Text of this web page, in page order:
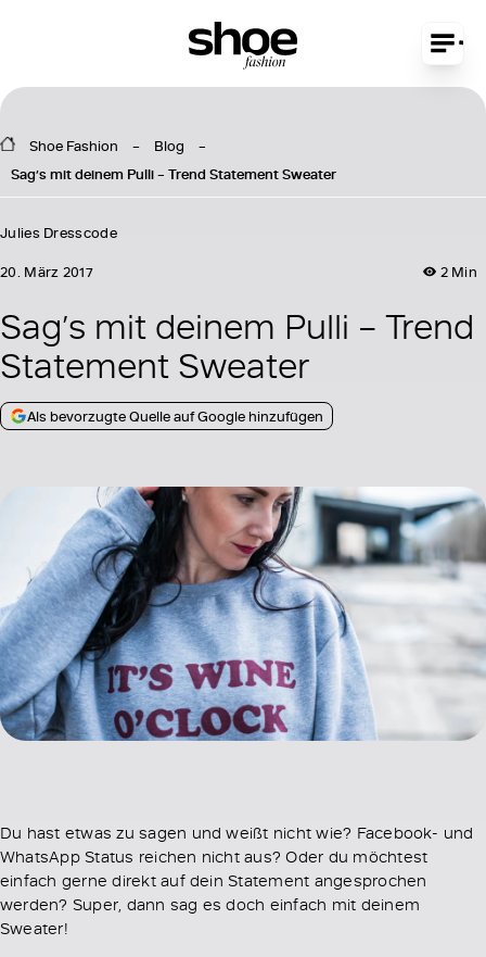
Shoe Fashion
Blog
Sag’s mit deinem Pulli – Trend Statement Sweater
Julies Dresscode
2 Min
20. März 2017
Sag’s mit deinem Pulli – Trend
Statement Sweater
Als bevorzugte Quelle auf Google hinzufügen
Du hast etwas zu sagen und weißt nicht wie? Facebook- und
WhatsApp Status reichen nicht aus? Oder du möchtest
einfach gerne direkt auf dein Statement angesprochen
werden? Super, dann sag es doch einfach mit deinem
Sweater!